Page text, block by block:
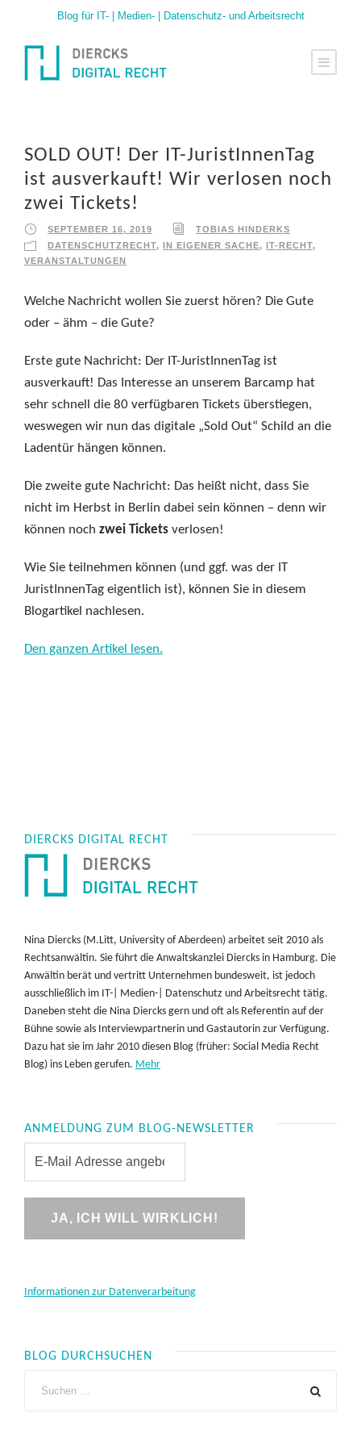
Blog für IT- | Medien- | Datenschutz- und Arbeitsrecht
SOLD OUT! Der IT-JuristInnenTag
ist ausverkauft! Wir verlosen noch
zwei Tickets!
SEPTEMBER 16, 2019
TOBIAS HINDERKS
DATENSCHUTZRECHT, IN EIGENER SACHE, IT-RECHT,
VERANSTALTUNGEN
Welche Nachricht wollen Sie zuerst hören? Die Gute
oder – ähm – die Gute?
Erste gute Nachricht: Der IT-JuristInnenTag ist
ausverkauft! Das Interesse an unserem Barcamp hat
sehr schnell die 80 verfügbaren Tickets überstiegen,
weswegen wir nun das digitale „Sold Out“ Schild an die
Ladentür hängen können.
Die zweite gute Nachricht: Das heißt nicht, dass Sie
nicht im Herbst in Berlin dabei sein können – denn wir
können noch zwei Tickets verlosen!
Wie Sie teilnehmen können (und ggf. was der IT
JuristInnenTag eigentlich ist), können Sie in diesem
Blogartikel nachlesen.
Den ganzen Artikel lesen.
DIERCKS DIGITAL RECHT
Nina Diercks (M.Litt, University of Aberdeen) arbeitet seit 2010 als
Rechtsanwältin. Sie führt die Anwaltskanzlei Diercks in Hamburg. Die
Anwältin berät und vertritt Unternehmen bundesweit, ist jedoch
ausschließlich im IT-| Medien-| Datenschutz und Arbeitsrecht tätig.
Daneben steht die Nina Diercks gern und oft als Referentin auf der
Bühne sowie als Interviewpartnerin und Gastautorin zur Verfügung.
Dazu hat sie im Jahr 2010 diesen Blog (früher: Social Media Recht
Blog) ins Leben gerufen. Mehr
ANMELDUNG ZUM BLOG-NEWSLETTER
Informationen zur Datenverarbeitung
BLOG DURCHSUCHEN